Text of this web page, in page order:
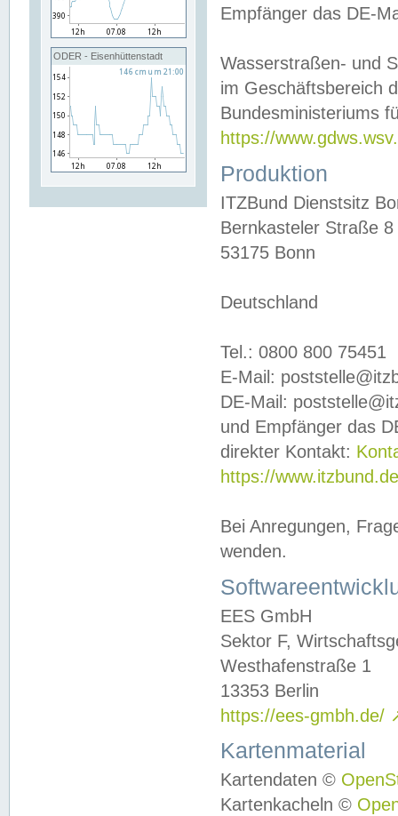
ODER - Eisenhüttenstadt
Empfänger das DE-
Wasserstraßen- und
im Geschäftsbereich
Bundesministeriums
https://
Produktion
ITZBund Dienstsitz
Bernkasteler Straße 8
53175 Bonn
Deutschland
Tel.: 0800 800 75451
E-Mail:
DE-Mail:
und Empfänger das
direkter Kontakt:
https://
Bei Anregungen,
wenden.
EES GmbH
Sektor F,
Westhafenstraße 1
13353 Berlin
https://ees-gmbh.de/
Kartenmaterial
Kartendaten ©
Kartenkacheln ©